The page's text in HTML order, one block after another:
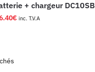
+ chargeur DC10SB
€ inc. T.V.A